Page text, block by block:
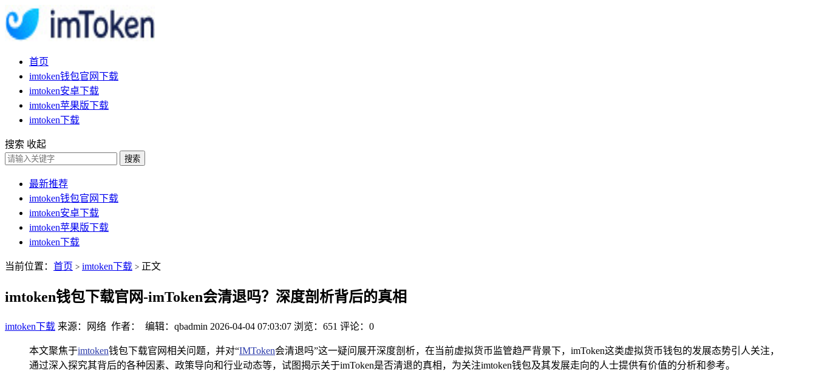
首页
imtoken钱包官网下载
imtoken安卓下载
imtoken苹果版下载
imtoken下载
搜索 收起
搜索
最新推荐
imtoken钱包官网下载
imtoken安卓下载
imtoken苹果版下载
imtoken下载
当前位置： 首页 > imtoken下载 > 正文
imtoken钱包下载官网-imToken会清退吗？深度剖析背后的真相
imtoken下载 来源：网络 作者： 编辑：qbadmin 2026-04-04 07:03:07 浏览：651 评论：0
本文聚焦于imtoken钱包下载官网相关问题，并对“IMToken会清退吗”这一疑问展开深度剖析，在当前虚拟货币监管趋严背景下，imToken这类虚拟货币钱包的发展态势引人关注，
通过深入探究其背后的各种因素、政策导向和行业动态等，试图揭示关于imToken是否清退的真相，为关注imtoken钱包及其发展走向的人士提供有价值的分析和参考。